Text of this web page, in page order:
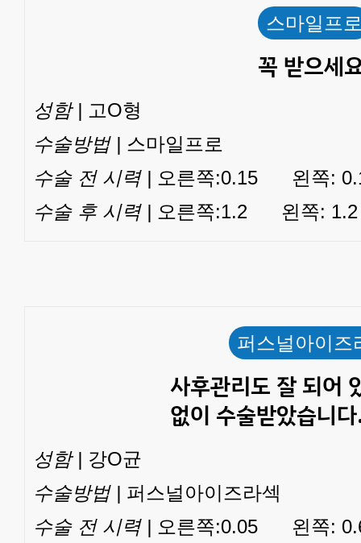
스마일프
꼭 받으세
성함 | 고O형
수술방법 | 스마일프로
수술 전 시력 | 오른쪽:0.15 왼쪽:
수술 후 시력 | 오른쪽:1.2 왼쪽: 1.2
퍼스널아이즈
사후관리도 잘 되어
없이 수술받았습니
성함 | 강O균
수술방법 | 퍼스널아이즈라섹
수술 전 시력 | 오른쪽:0.05 왼쪽: